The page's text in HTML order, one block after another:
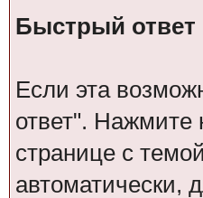
Быстрый ответ
Если эта
ответ". Нажмите
странице с
автоматически,